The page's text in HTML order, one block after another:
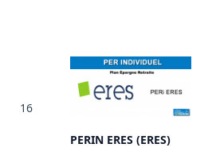
16
PERIN ERES (ERES)